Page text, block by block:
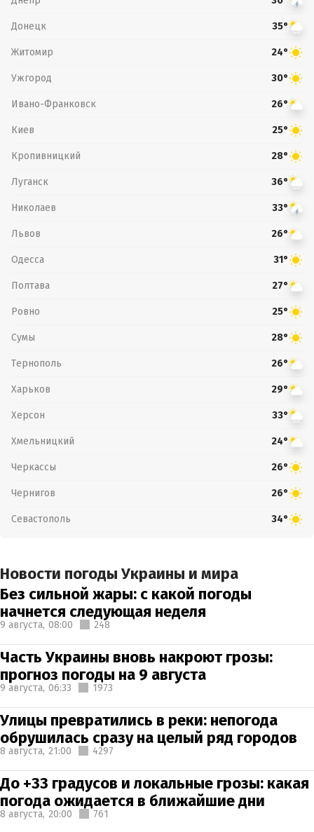
Донецк 35°
Житомир 24°
Ужгород 30°
Ивано-Франковск 26°
Киев 25°
Кропивницкий 28°
Луганск 36°
Николаев 33°
Львов 26°
Одесса 31°
Полтава 27°
Ровно 25°
Сумы 28°
Тернополь 26°
Харьков 29°
Херсон 33°
Хмельницкий 24°
Черкассы 26°
Чернигов 26°
Севастополь 34°
Новости погоды Украины и мира
Без сильной жары: с какой погоды
начнется следующая неделя
9 августа, 08:00 248
Часть Украины вновь накроют грозы:
прогноз погоды на 9 августа
9 августа, 06:33 1973
Улицы превратились в реки: непогода
обрушилась сразу на целый ряд городов
8 августа, 21:00 4297
До +33 градусов и локальные грозы: какая
погода ожидается в ближайшие дни
8 августа, 20:00 761